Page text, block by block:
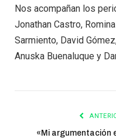
Nos acompañan los
Jonathan Castro,
Sarmiento, David
Anuska Buenaluque y
«Mi argumentación